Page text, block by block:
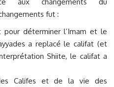
aux changements du
fut :
pour déterminer l’Imam et le
a replacé le califat (et
Shiite, le califat a
Califes et de la vie des